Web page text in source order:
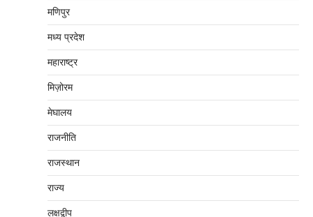
मणिपुर
मध्‍य प्रदेश
महाराष्‍ट्र
मिज़ोरम
मेघालय
राजनीति
राजस्थान
राज्य
लक्षद्वीप